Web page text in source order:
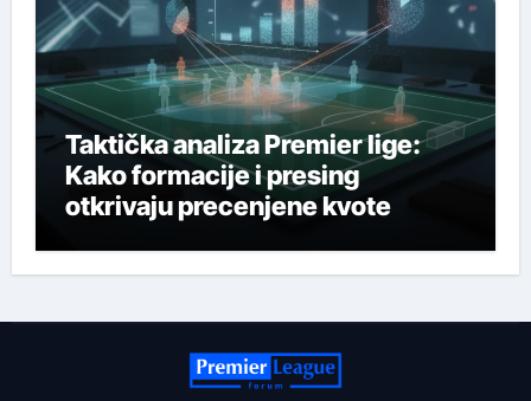
Taktička analiza Premier lige:
Kako formacije i presing
otkrivaju precenjene kvote